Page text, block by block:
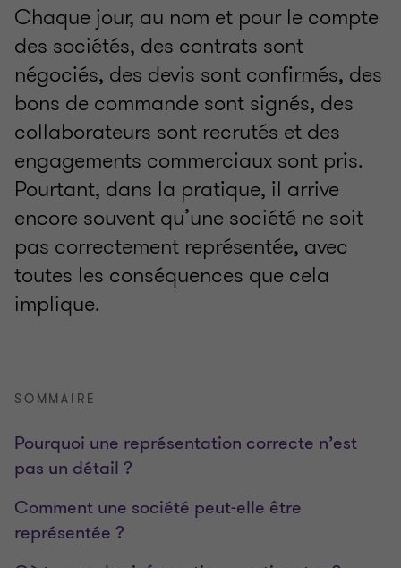
Chaque jour, au nom et pour le compte
des sociétés, des contrats sont
négociés, des devis sont confirmés, des
bons de commande sont signés, des
collaborateurs sont recrutés et des
engagements commerciaux sont pris.
Pourtant, dans la pratique, il arrive
encore souvent qu’une société ne soit
pas correctement représentée, avec
toutes les conséquences que cela
implique.
SOMMAIRE
Pourquoi une représentation correcte n’est
pas un détail ?
Comment une société peut-elle être
représentée ?